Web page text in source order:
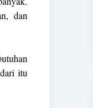
dan
itu